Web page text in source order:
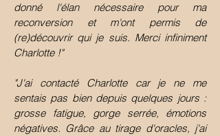
donné l'élan nécessaire pour ma
reconversion et m'ont permis de
(re)découvrir qui je suis. Merci infiniment
Charlotte !"
"J'ai contacté Charlotte car je ne me
sentais pas bien depuis quelques jours :
grosse fatigue, gorge serrée, émotions
négatives. Grâce au tirage d'oracles, j'ai